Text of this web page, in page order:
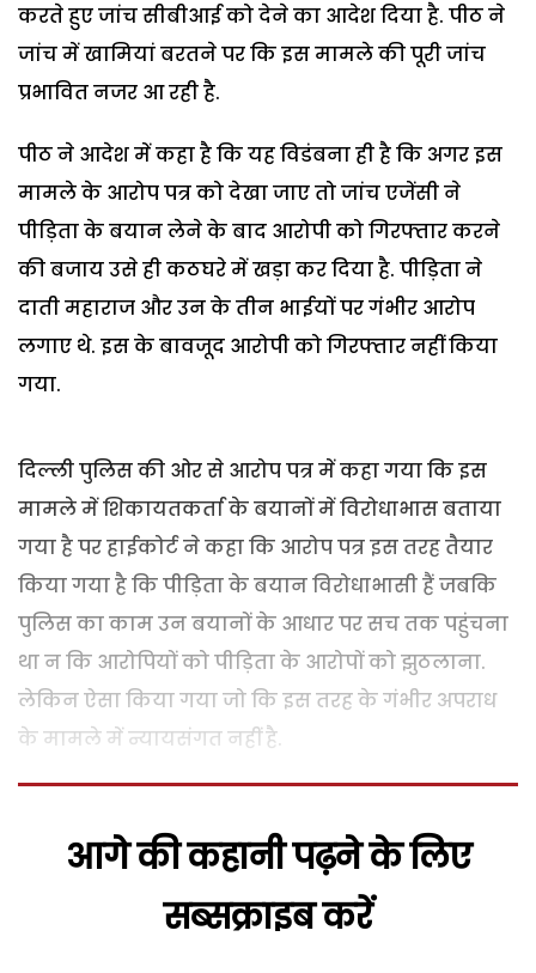
करते हुए जांच सीबीआई को देने का आदेश दिया है. पीठ ने
जांच में खामियां बरतने पर कि इस मामले की पूरी जांच
प्रभावित नजर आ रही है.
पीठ ने आदेश में कहा है कि यह विडंबना ही है कि अगर इस
मामले के आरोप पत्र को देखा जाए तो जांच एजेंसी ने
पीड़िता के बयान लेने के बाद आरोपी को गिरफ्तार करने
की बजाय उसे ही कठघरे में खड़ा कर दिया है. पीड़िता ने
दाती महाराज और उन के तीन भाईयों पर गंभीर आरोप
लगाए थे. इस के बावजूद आरोपी को गिरफ्तार नहीं किया
गया.
दिल्ली पुलिस की ओर से आरोप पत्र में कहा गया कि इस
मामले में शिकायतकर्ता के बयानों में विरोधाभास बताया
गया है पर हाईकोर्ट ने कहा कि आरोप पत्र इस तरह तैयार
किया गया है कि पीड़िता के बयान विरोधाभासी हैं जबकि
पुलिस का काम उन बयानों के आधार पर सच तक पहुंचना
था न कि आरोपियों को पीड़िता के आरोपों को झुठलाना.
लेकिन ऐसा किया गया जो कि इस तरह के गंभीर अपराध
के मामले में न्यायसंगत नहीं है.
आगे की कहानी पढ़ने के लिए
सब्सक्राइब करें